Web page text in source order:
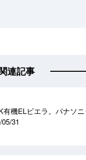
連記事
有機ELビエラ。パナソ
31